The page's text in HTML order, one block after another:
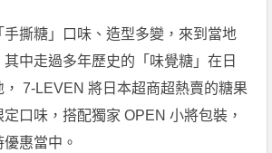
手撕糖」口味、造型多變，來到當地
中走過多年歷史的「味覺糖」在日
7-LEVEN 將日本超商超熱賣的糖果
口味，搭配獨家 OPEN 小將包裝，
惠當中。